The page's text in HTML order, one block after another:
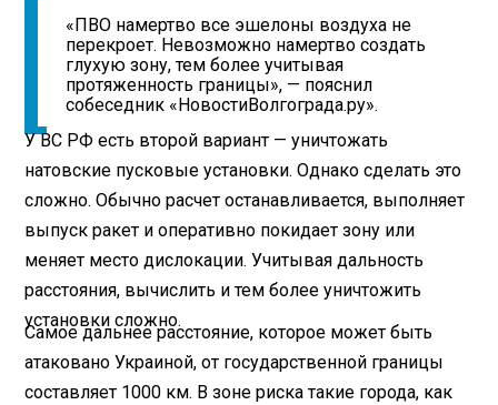
«ПВО намертво все эшелоны воздуха не
перекроет. Невозможно намертво создать
глухую зону, тем более учитывая
протяженность границы», — пояснил
собеседник «НовостиВолгограда.ру».
У ВС РФ есть второй вариант — уничтожать
натовские пусковые установки. Однако сделать это
сложно. Обычно расчет останавливается, выполняет
выпуск ракет и оперативно покидает зону или
меняет место дислокации. Учитывая дальность
расстояния, вычислить и тем более уничтожить
установки сложно.
Самое дальнее расстояние, которое может быть
атаковано Украиной, от государственной границы
составляет 1000 км. В зоне риска такие города, как